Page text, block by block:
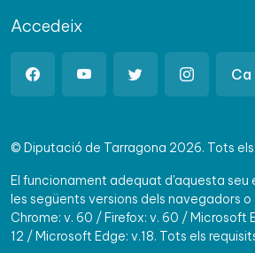
Accedeix
Ca
© Diputació de Tarragona 2026. Tots
El funcionament adequat d'aquesta seu
les següents versions dels navegadors o
Chrome: v. 60 / Firefox: v. 60 / Microsoft
12 / Microsoft Edge: v.18. Tots els